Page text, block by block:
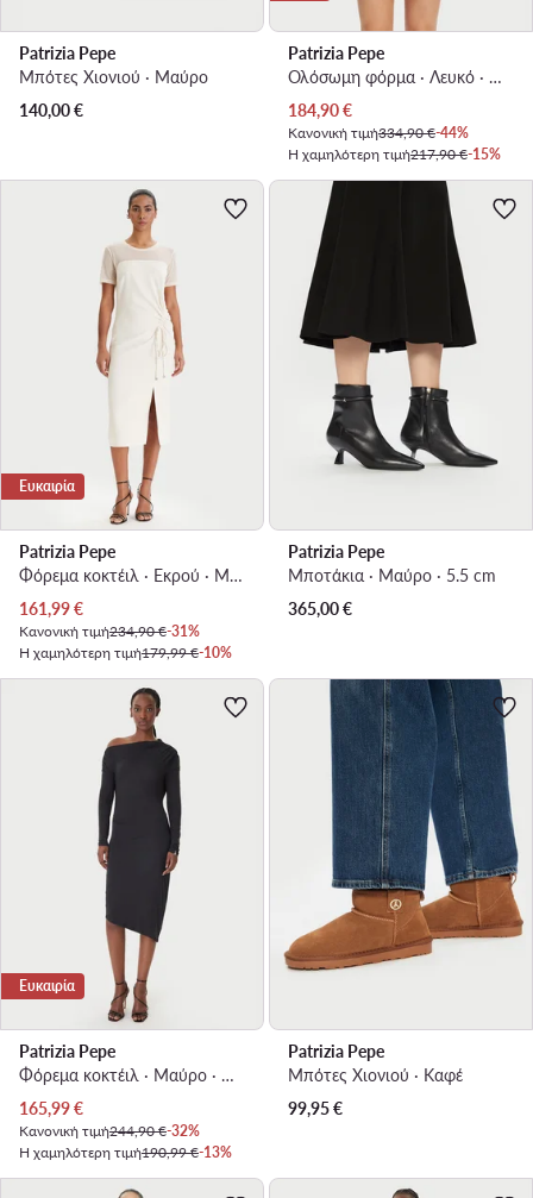
Patrizia Pepe
Μπότες Χιονιού · Μαύρο
140,00€
Patrizia Pepe
Ολόσωμη φόρμα · Λευκό · Πριν από το γόνατο
Τρέχουσα τιμή
184,90€
Κανονική τιμή334,90 €-44%
Η χαμηλότερη τιμή217,90 €-15%
Ευκαιρία
Patrizia Pepe
Φόρεμα κοκτέιλ · Εκρού · Midi
Τρέχουσα τιμή
161,99€
Κανονική τιμή234,90 €-31%
Η χαμηλότερη τιμή179,99 €-10%
Patrizia Pepe
Μποτάκια · Μαύρο · 5.5 cm
365,00€
Ευκαιρία
Patrizia Pepe
Φόρεμα κοκτέιλ · Μαύρο · Midi, Ασύμμετρο
Τρέχουσα τιμή
165,99€
Κανονική τιμή244,90 €-32%
Η χαμηλότερη τιμή190,99 €-13%
Patrizia Pepe
Μπότες Χιονιού · Καφέ
99,95€